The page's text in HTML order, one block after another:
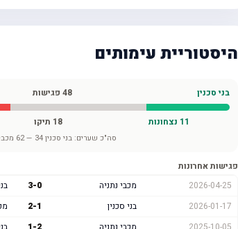
היסטוריית עימותים
בני סכנין 48 פגישות
11 נצחונות 18 תיקו
סה"כ שערים: בני סכנין34
—
62
פגישות אחרונות
2026-04-25
מכבי נתניה 3-0
2026-01-17
בני סכנין 2-1